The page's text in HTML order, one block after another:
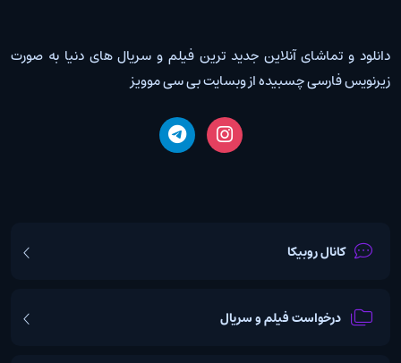
دانلود و تماشای آنلاین جدید ترین فیلم و سریال های دنیا به صورت
زیرنویس فارسی چسبیده از وبسایت بی سی موویز
کانال روبیکا
درخواست فیلم و سریال